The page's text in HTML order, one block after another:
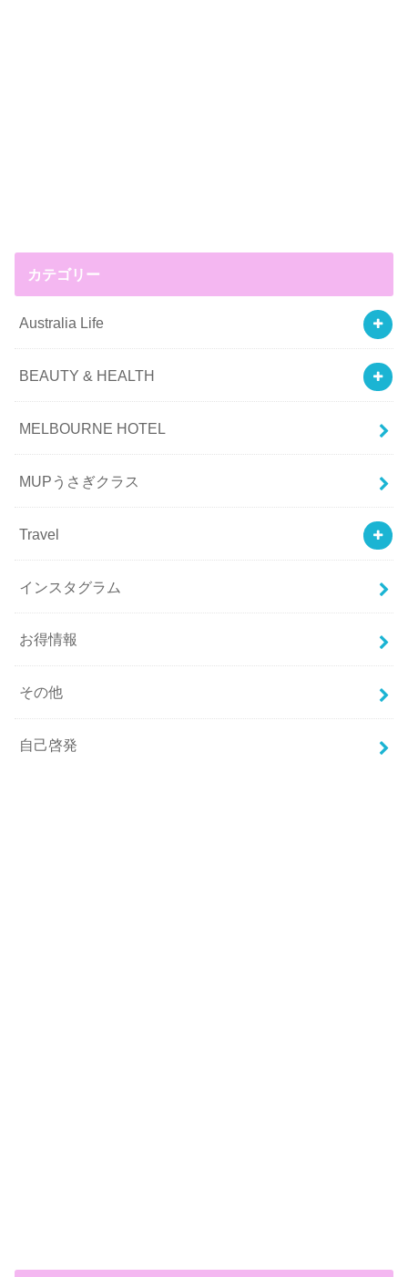
カテゴリー
Australia Life
BEAUTY & HEALTH
MELBOURNE HOTEL
MUPうさぎクラス
Travel
インスタグラム
お得情報
その他
自己啓発